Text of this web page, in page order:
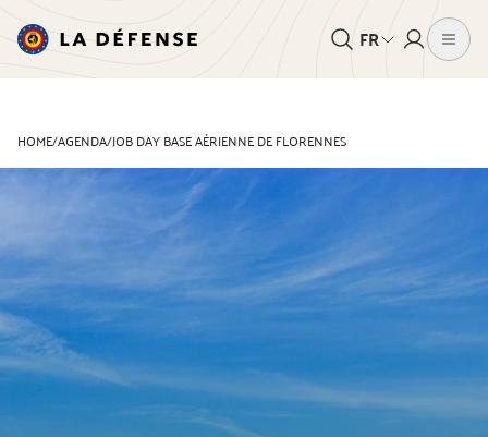
FR
HOME/AGENDA/JOB DAY BASE AÉRIENNE DE FLORENNES